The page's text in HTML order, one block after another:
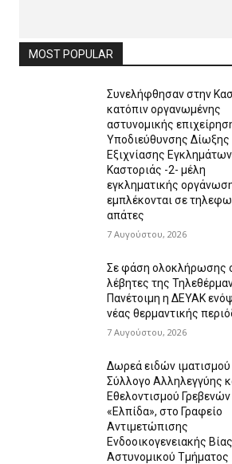
MOST POPULAR
Συνελήφθησαν στην
κατόπιν οργανωμένης
αστυνομικής
Υποδιεύθυνσης Δίωξης
Εξιχνίασης Εγκλημάτων
Καστοριάς -2- μέλη
εγκληματικής
εμπλέκονται σε
απάτες
7 Αυγούστου, 2026
Σε φάση ολοκλήρωσης
λέβητες της
Πανέτοιμη η ΔΕΥΑΚ
νέας θερμαντικής
7 Αυγούστου, 2026
Δωρεά ειδών
Σύλλογο Αλληλεγγύης
Εθελοντισμού Γρεβενών
«Ελπίδα», στο Γραφείο
Αντιμετώπισης
Ενδοοικογενειακής
Αστυνομικού Τμήματος